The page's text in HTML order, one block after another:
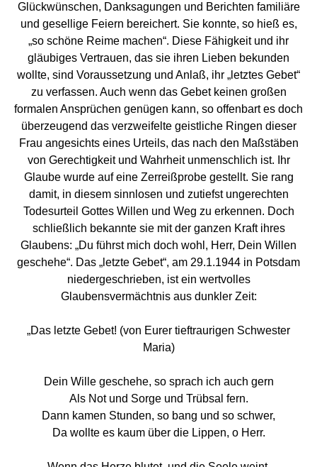
Glückwünschen, Danksagungen und Berichten familiäre
und gesellige Feiern bereichert. Sie konnte, so hieß es,
„so schöne Reime machen“. Diese Fähigkeit und ihr
gläubiges Vertrauen, das sie ihren Lieben bekunden
wollte, sind Voraussetzung und Anlaß, ihr „letztes Gebet“
zu verfassen. Auch wenn das Gebet keinen großen
formalen Ansprüchen genügen kann, so offenbart es doch
überzeugend das verzweifelte geistliche Ringen dieser
Frau angesichts eines Urteils, das nach den Maßstäben
von Gerechtigkeit und Wahrheit unmenschlich ist. Ihr
Glaube wurde auf eine Zerreißprobe gestellt. Sie rang
damit, in diesem sinnlosen und zutiefst ungerechten
Todesurteil Gottes Willen und Weg zu erkennen. Doch
schließlich bekannte sie mit der ganzen Kraft ihres
Glaubens: „Du führst mich doch wohl, Herr, Dein Willen
geschehe“. Das „letzte Gebet“, am 29.1.1944 in Potsdam
niedergeschrieben, ist ein wertvolles
Glaubensvermächtnis aus dunkler Zeit:
„Das letzte Gebet! (von Eurer tieftraurigen Schwester
Maria)
Dein Wille geschehe, so sprach ich auch gern
Als Not und Sorge und Trübsal fern.
Dann kamen Stunden, so bang und so schwer,
Da wollte es kaum über die Lippen, o Herr.